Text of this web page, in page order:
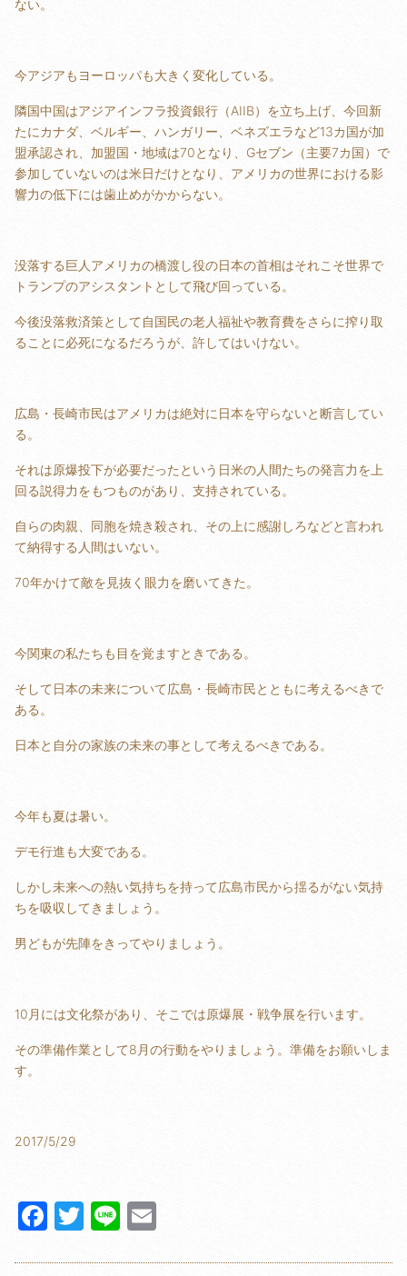
ない。
今アジアもヨーロッパも大きく変化している。
隣国中国はアジアインフラ投資銀行（AIIB）を立ち上げ、今回新
たにカナダ、ベルギー、ハンガリー、ベネズエラなど13カ国が加
盟承認され、加盟国・地域は70となり、Gセブン（主要7カ国）で
参加していないのは米日だけとなり、アメリカの世界における影
響力の低下には歯止めがかからない。
没落する巨人アメリカの橋渡し役の日本の首相はそれこそ世界で
トランプのアシスタントとして飛び回っている。
今後没落救済策として自国民の老人福祉や教育費をさらに搾り取
ることに必死になるだろうが、許してはいけない。
広島・長崎市民はアメリカは絶対に日本を守らないと断言してい
る。
それは原爆投下が必要だったという日米の人間たちの発言力を上
回る説得力をもつものがあり、支持されている。
自らの肉親、同胞を焼き殺され、その上に感謝しろなどと言われ
て納得する人間はいない。
70年かけて敵を見抜く眼力を磨いてきた。
今関東の私たちも目を覚ますときである。
そして日本の未来について広島・長崎市民とともに考えるべきで
ある。
日本と自分の家族の未来の事として考えるべきである。
今年も夏は暑い。
デモ行進も大変である。
しかし未来への熱い気持ちを持って広島市民から揺るがない気持
ちを吸収してきましょう。
男どもが先陣をきってやりましょう。
10月には文化祭があり、そこでは原爆展・戦争展を行います。
その準備作業として8月の行動をやりましょう。準備をお願いしま
す。
2017/5/29
F
T
Li